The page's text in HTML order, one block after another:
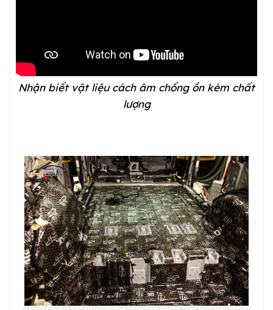
Nhận biết vật liệu cách âm chống ồn kém chất
lượng